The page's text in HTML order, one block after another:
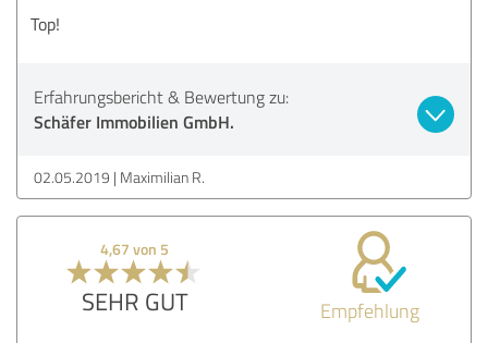
Top!
Erfahrungsbericht & Bewertung zu:
Schäfer Immobilien GmbH.
02.05.2019 Maximilian R.
4,67 von 5
SEHR GUT Empfehlung